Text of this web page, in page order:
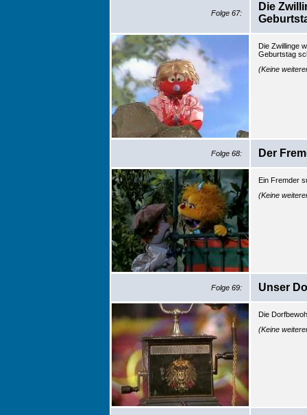
Folge 67:
Die
Die Zwillinge
Geburtstag
(Keine
Folge 68: Der
Ein Fremder
(Keine
Folge 69: Unser
Die
(Keine